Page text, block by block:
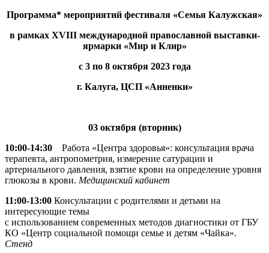
Программа* мероприятий фестиваля «Семья Калужская»
в рамках XVIII международной православной выставки-
ярмарки «Мир и Клир»
с 3 по 8 октября 2023 года
г. Калуга, ЦСП «Анненки»
03 октября (вторник)
10:00-14:30 Работа «Центра здоровья»: консультация врача
терапевта, антропометрия, измерение сатурации и
артериального давления, взятие крови на определение уровня
глюкозы в крови. Медицинский кабинет
11:00-13:00 Консультации с родителями и детьми на
интересующие темы
с использованием современных методов диагностики от ГБУ
КО «Центр социальной помощи семье и детям «Чайка».
Стенд